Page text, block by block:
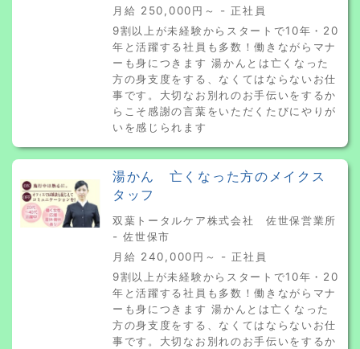
月給 250,000円～ - 正社員
9割以上が未経験からスタートで10年・20
年と活躍する社員も多数！働きながらマナ
ーも身につきます 湯かんとは亡くなった
方の身支度をする、なくてはならないお仕
事です。大切なお別れのお手伝いをするか
らこそ感謝の言葉をいただくたびにやりが
いを感じられます
湯かん 亡くなった方のメイクス
タッフ
双葉トータルケア株式会社 佐世保営業所
- 佐世保市
月給 240,000円～ - 正社員
9割以上が未経験からスタートで10年・20
年と活躍する社員も多数！働きながらマナ
ーも身につきます 湯かんとは亡くなった
方の身支度をする、なくてはならないお仕
事です。大切なお別れのお手伝いをするか